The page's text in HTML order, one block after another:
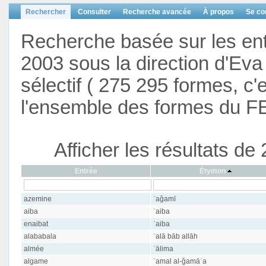
Rechercher Consulter Recherche avancée À propos Se
Recherche basée sur les
2003 sous la direction
sélectif ( 275 295 formes,
l'ensemble des formes du
Afficher les résultats de
Entrée Étymon
azemine
ʿaǧamī
aiba
ʿaiba
enaibat
ʿaiba
alababala
ʿalā bāb allāh
almée
ʿālima
algame
ʿamal al-ǧamāʿa